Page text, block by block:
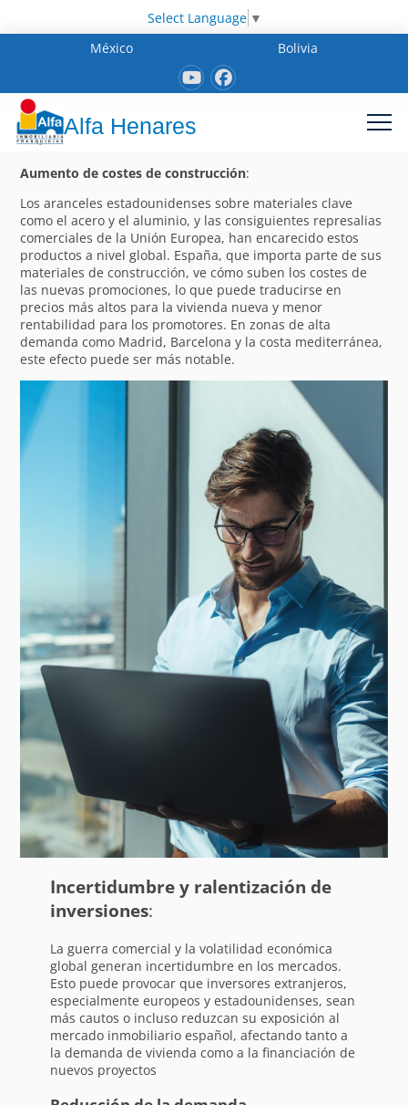
Select Language ▼
México
Bolivia
Alfa Henares
Aumento de costes de construcción:
Los aranceles estadounidenses sobre materiales clave
como el acero y el aluminio, y las consiguientes represalias
comerciales de la Unión Europea, han encarecido estos
productos a nivel global. España, que importa parte de sus
materiales de construcción, ve cómo suben los costes de
las nuevas promociones, lo que puede traducirse en
precios más altos para la vivienda nueva y menor
rentabilidad para los promotores. En zonas de alta
demanda como Madrid, Barcelona y la costa mediterránea,
este efecto puede ser más notable.
Incertidumbre y ralentización de
inversiones:
La guerra comercial y la volatilidad económica
global generan incertidumbre en los mercados.
Esto puede provocar que inversores extranjeros,
especialmente europeos y estadounidenses, sean
más cautos o incluso reduzcan su exposición al
mercado inmobiliario español, afectando tanto a
la demanda de vivienda como a la financiación de
nuevos proyectos